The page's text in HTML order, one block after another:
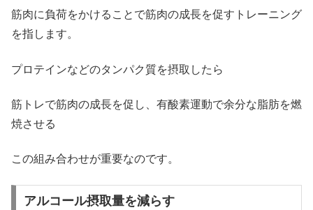
筋肉に負荷をかけることで筋肉の成長を促すトレーニング
を指します。
プロテインなどのタンパク質を摂取したら
筋トレで筋肉の成長を促し、有酸素運動で余分な脂肪を燃
焼させる
この組み合わせが重要なのです。
アルコール摂取量を減らす